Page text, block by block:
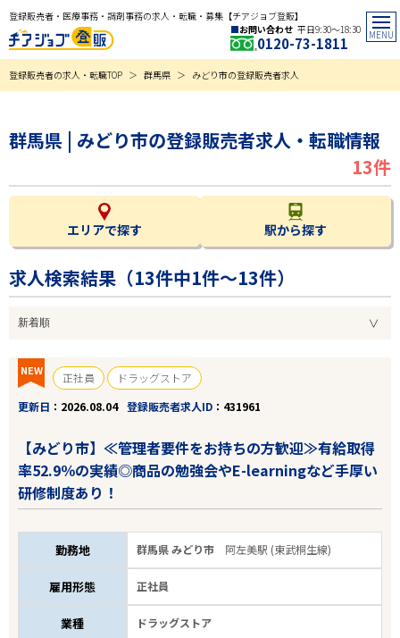
登録販売者・医療事務・調剤事務の求人・転職・募集【チアジョブ登販】
お問い合わせ 平日9:30〜18:30
0120-73-1811
登録販売者の求人・転職TOP 群馬県 みどり市の登録販売者求人
群馬県 | みどり市の登録販売者求人・転職情報
13件
エリアで探す 駅から探す
求人検索結果（13件中1件～13件）
NEW 正社員
ドラッグストア
更新日
2026.08.04 登録販売者求人ID 431961
【みどり市】≪管理者要件をお持ちの方歓迎≫有給取得
率52.9％の実績◎商品の勉強会やE-learningなど手厚い
研修制度あり！
勤務地 群馬県 みどり市 阿左美駅 (東武桐生線)
雇用形態 正社員
業種 ドラッグストア